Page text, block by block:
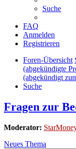
Suche
FAQ
Anmelden
Registrieren
Foren-Übersicht
(abgekündigte
(abgekündigt
Suche
Fragen zur
Moderator:
Neues Thema